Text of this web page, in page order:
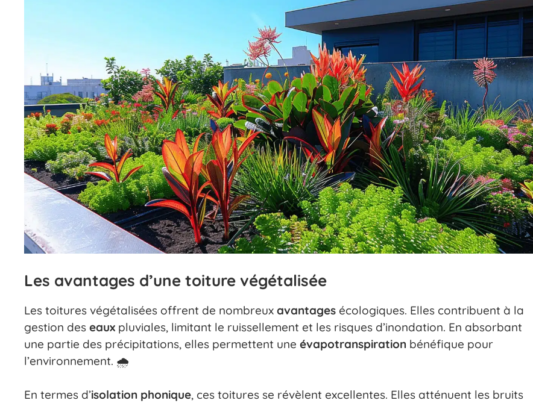
Les avantages d’une toiture végétalisée
Les toitures végétalisées offrent de nombreux avantages écologiques. Elles contribuent à la
gestion des eaux pluviales, limitant le ruissellement et les risques d’inondation. En absorbant
une partie des précipitations, elles permettent une évapotranspiration bénéfique pour
l’environnement. 🌧️
En termes d’isolation phonique, ces toitures se révèlent excellentes. Elles atténuent les bruits